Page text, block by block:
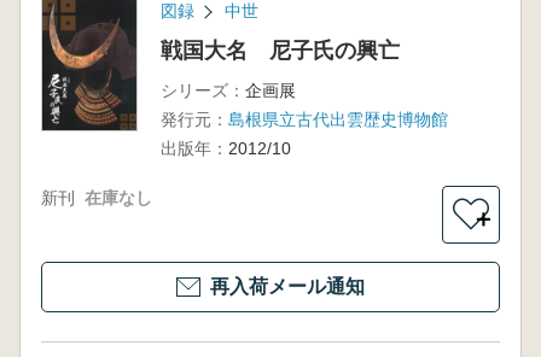
図録 中世
戦国大名 尼子氏の興亡
シリーズ： 企画展
発行元： 島根県立古代出雲歴史博物館
出版年： 2012/10
新刊 在庫なし
＋
再入荷メール通知